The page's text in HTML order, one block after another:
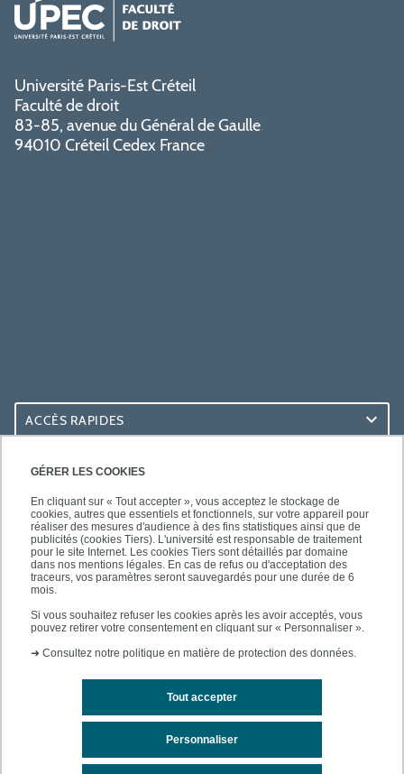
GÉRER LES COOKIES
En cliquant sur « Tout accepter », vous acceptez le stockage de
cookies, autres que essentiels et fonctionnels, sur votre appareil pour
réaliser des mesures d'audience à des fins statistiques ainsi que de
publicités (cookies Tiers). L'université est responsable de traitement
pour le site Internet. Les cookies Tiers sont détaillés par domaine
dans nos mentions légales. En cas de refus ou d'acceptation des
traceurs, vos paramètres seront sauvegardés pour une durée de 6
mois.
Si vous souhaitez refuser les cookies après les avoir acceptés, vous
pouvez retirer votre consentement en cliquant sur « Personnaliser ».
➜ Consultez notre politique en matière de protection des données.
Tout accepter
Personnaliser
Université Paris-Est Créteil
Faculté de droit
83-85, avenue du Général de Gaulle
94010 Créteil Cedex France
ACCÈS RAPIDES
ACCÈS PRATIQUES
SUIVEZ-NOUS
Contacts
Plan du site